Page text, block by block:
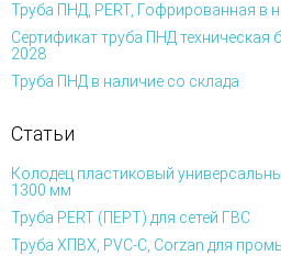
Труба ПНД, PERT, Гофрированная в
Сертификат труба ПНД техническая
2028
Труба ПНД в наличие со склада
Статьи
Колодец пластиковый
1300 мм
Труба PERT (ПЕРТ) для сетей ГВС
Труба ХПВХ, PVC-C, Corzan для